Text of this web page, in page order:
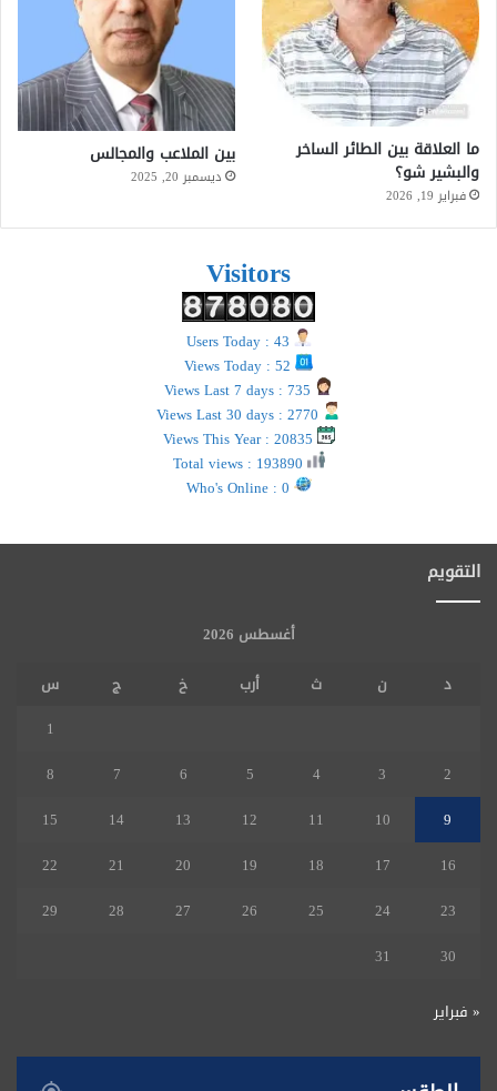
ما العلاقة بين الطائر الساخر
والبشير شو؟
فبراير 19, 2026
بين الملاعب والمجالس
ديسمبر 20, 2025
Visitors
التقويم
أغسطس 2026
د
ن ث أرب خ ج
س
1
2
3
4
5
6
7
8
9
10
11
12
13
14
15
16
17
18
19
20
21
22
23
24
25
26
27
28
29
30
31
« فبراير